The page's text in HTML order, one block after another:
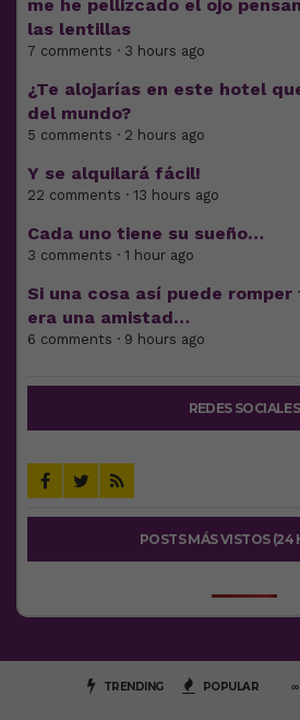
me he pellizcado el ojo
las lentillas
7 comments · 3 hours ago
¿Te alojarías en este hotel
del mundo?
5 comments · 2 hours ago
Y se alquilará fácil!
22 comments · 13 hours ago
Cada uno tiene su sueño…
3 comments · 1 hour ago
Si una cosa así puede
era una amistad…
6 comments · 9 hours ago
REDES SOCIALES
POSTS MÁS VISTOS (24
TRENDING POPULAR ∞